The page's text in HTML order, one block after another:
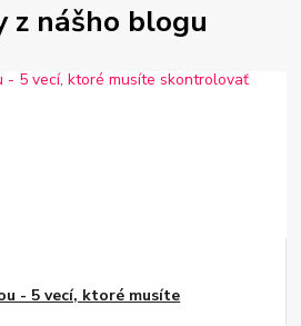
z nášho blogu
- 5 vecí, ktoré musíte